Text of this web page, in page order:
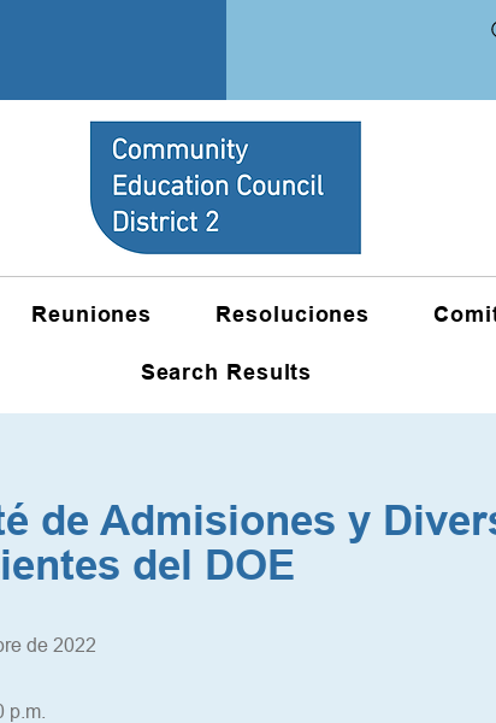
Reuniones Resoluciones
Search Results
de Admisiones y
del DOE
de 2022
p.m.